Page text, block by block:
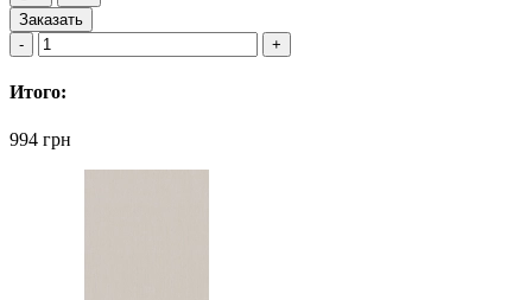
Заказать
Итого:
994 грн